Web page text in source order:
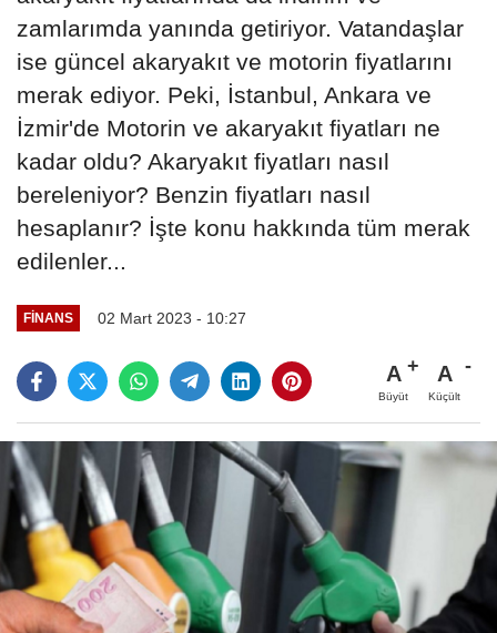
zamlarımda yanında getiriyor. Vatandaşlar
ise güncel akaryakıt ve motorin fiyatlarını
merak ediyor. Peki, İstanbul, Ankara ve
İzmir'de Motorin ve akaryakıt fiyatları ne
kadar oldu? Akaryakıt fiyatları nasıl
bereleniyor? Benzin fiyatları nasıl
hesaplanır? İşte konu hakkında tüm merak
edilenler...
FINANS 02 Mart 2023 - 10:27
A
Büyüt
A
Küçült